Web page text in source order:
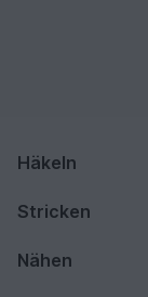
Häkeln
Stricken
Nähen